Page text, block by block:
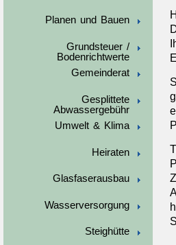
Planen und Bauen
Grundsteuer /
Bodenrichtwerte
Gemeinderat
Gesplittete
Abwassergebühr
Umwelt & Klima
Heiraten
Glasfaserausbau
Wasserversorgung
Steighütte